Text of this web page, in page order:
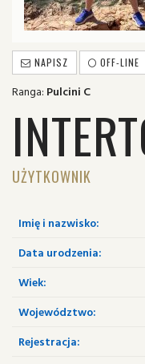
NAPISZ OFF-LINE
Ranga: Pulcini C
UŻYTKOWNIK
Imię i nazwisko:
Data urodzenia:
Wiek:
Województwo:
Rejestracja: